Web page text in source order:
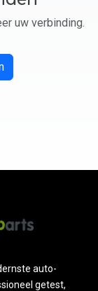
uw verbinding.
auto-
getest,